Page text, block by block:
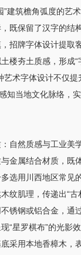
”建筑檐角弧度的艺
既保留了汉字的结
招牌字体设计提取
楼夯土质感，形成
艺术字体设计不仅
知当地文化脉络，
自然质感与工业美
金属结合材质，既
选用川西地区常见
纹肌理，传递出“古
锈钢或铝合金，通
“星罗棋布”的光影
采用本地香樟木，